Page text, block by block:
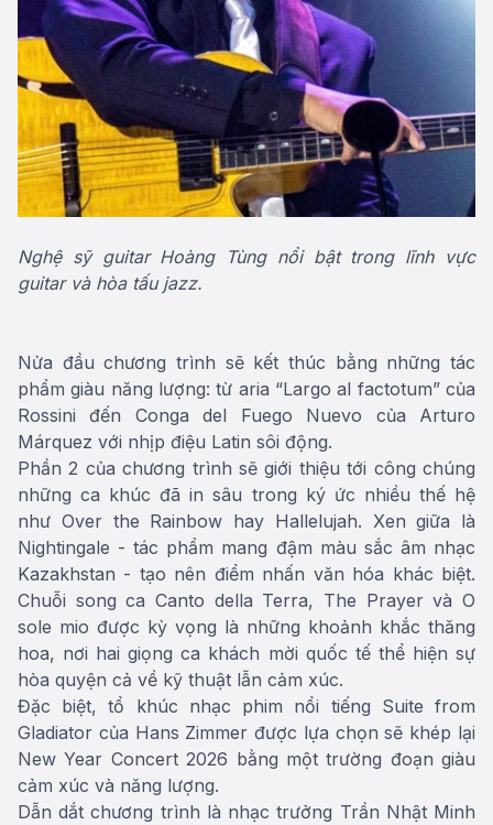
Nghệ sỹ guitar Hoàng Tùng nổi bật trong lĩnh vực
guitar và hòa tấu jazz.
Nửa đầu chương trình sẽ kết thúc bằng những tác
phẩm giàu năng lượng: từ aria “Largo al factotum” của
Rossini đến Conga del Fuego Nuevo của Arturo
Márquez với nhịp điệu Latin sôi động.
Phần 2 của chương trình sẽ giới thiệu tới công chúng
những ca khúc đã in sâu trong ký ức nhiều thế hệ
như Over the Rainbow hay Hallelujah. Xen giữa là
Nightingale - tác phẩm mang đậm màu sắc âm nhạc
Kazakhstan - tạo nên điểm nhấn văn hóa khác biệt.
Chuỗi song ca Canto della Terra, The Prayer và O
sole mio được kỳ vọng là những khoảnh khắc thăng
hoa, nơi hai giọng ca khách mời quốc tế thể hiện sự
hòa quyện cả về kỹ thuật lẫn cảm xúc.
Đặc biệt, tổ khúc nhạc phim nổi tiếng Suite from
Gladiator của Hans Zimmer được lựa chọn sẽ khép lại
New Year Concert 2026 bằng một trường đoạn giàu
cảm xúc và năng lượng.
Dẫn dắt chương trình là nhạc trưởng Trần Nhật Minh